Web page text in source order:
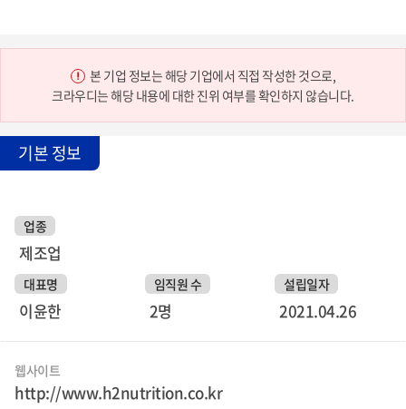
본 기업 정보는 해당 기업에서 직접 작성한 것으로,
크라우디는 해당 내용에 대한 진위 여부를 확인하지 않습니다.
기본 정보
업종
제조업
대표명
이윤한
임직원 수
2명
설립일자
2021.04.26
웹사이트
http://www.h2nutrition.co.kr